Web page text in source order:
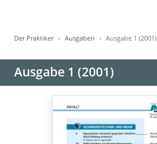
Der Praktiker Ausgaben Ausgabe 1 (2001)
Ausgabe 1 (2001)